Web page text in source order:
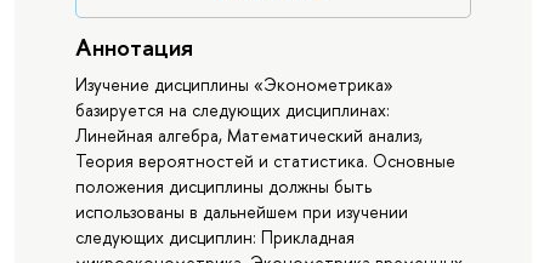
Аннотация
Изучение дисциплины «Эконометрика»
базируется на следующих дисциплинах:
Линейная алгебра, Математический анализ,
Теория вероятностей и статистика. Основные
положения дисциплины должны быть
использованы в дальнейшем при изучении
следующих дисциплин: Прикладная